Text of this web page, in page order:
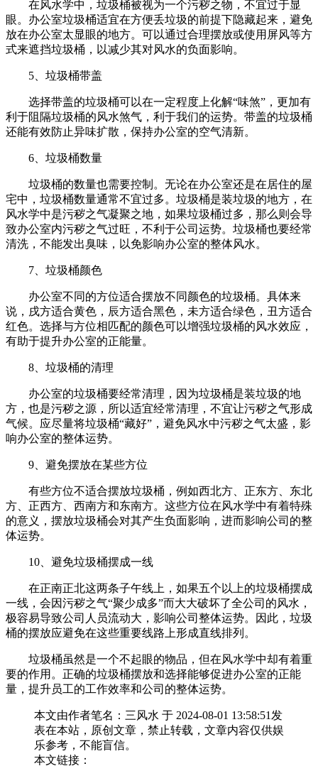
在风水学中，垃圾桶被视为一个污秽之物，不宜过于显
眼。办公室垃圾桶适宜在方便丢垃圾的前提下隐藏起来，避免
放在办公室太显眼的地方。可以通过合理摆放或使用屏风等方
式来遮挡垃圾桶，以减少其对风水的负面影响。
5、垃圾桶带盖
选择带盖的垃圾桶可以在一定程度上化解“味煞”，更加有
利于阻隔垃圾桶的风水煞气，利于我们的运势。带盖的垃圾桶
还能有效防止异味扩散，保持办公室的空气清新。
6、垃圾桶数量
垃圾桶的数量也需要控制。无论在办公室还是在居住的屋
宅中，垃圾桶数量通常不宜过多。垃圾桶是装垃圾的地方，在
风水学中是污秽之气凝聚之地，如果垃圾桶过多，那么则会导
致办公室内污秽之气过旺，不利于公司运势。垃圾桶也要经常
清洗，不能发出臭味，以免影响办公室的整体风水。
7、垃圾桶颜色
办公室不同的方位适合摆放不同颜色的垃圾桶。具体来
说，戌方适合黄色，辰方适合黑色，未方适合绿色，丑方适合
红色。选择与方位相匹配的颜色可以增强垃圾桶的风水效应，
有助于提升办公室的正能量。
8、垃圾桶的清理
办公室的垃圾桶要经常清理，因为垃圾桶是装垃圾的地
方，也是污秽之源，所以适宜经常清理，不宜让污秽之气形成
气候。应尽量将垃圾桶“藏好”，避免风水中污秽之气太盛，影
响办公室的整体运势。
9、避免摆放在某些方位
有些方位不适合摆放垃圾桶，例如西北方、正东方、东北
方、正西方、西南方和东南方。这些方位在风水学中有着特殊
的意义，摆放垃圾桶会对其产生负面影响，进而影响公司的整
体运势。
10、避免垃圾桶摆成一线
在正南正北这两条子午线上，如果五个以上的垃圾桶摆成
一线，会因污秽之气“聚少成多”而大大破坏了全公司的风水，
极容易导致公司人员流动大，影响公司整体运势。因此，垃圾
桶的摆放应避免在这些重要线路上形成直线排列。
垃圾桶虽然是一个不起眼的物品，但在风水学中却有着重
要的作用。正确的垃圾桶摆放和选择能够促进办公室的正能
量，提升员工的工作效率和公司的整体运势。
本文由作者笔名：三风水 于 2024-08-01 13:58:51发
表在本站，原创文章，禁止转载，文章内容仅供娱
乐参考，不能盲信。
本文链接：